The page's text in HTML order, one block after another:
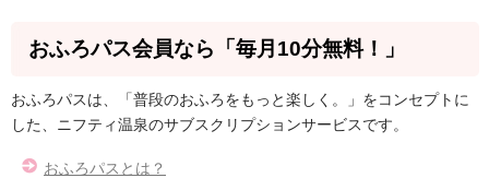
おふろパス会員なら「毎月10分無料！」
おふろパスは、「普段のおふろをもっと楽しく。」をコンセプトに
した、ニフティ温泉のサブスクリプションサービスです。
おふろパスとは？